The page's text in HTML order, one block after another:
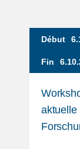
Début
Fin
aktuelle